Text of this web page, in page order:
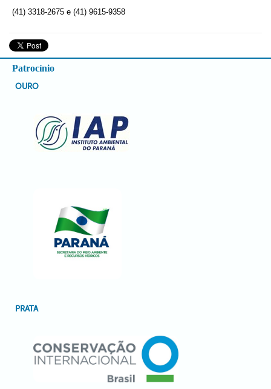
(41) 3318-2675 e (41) 9615-9358
Patrocínio
OURO
PRATA